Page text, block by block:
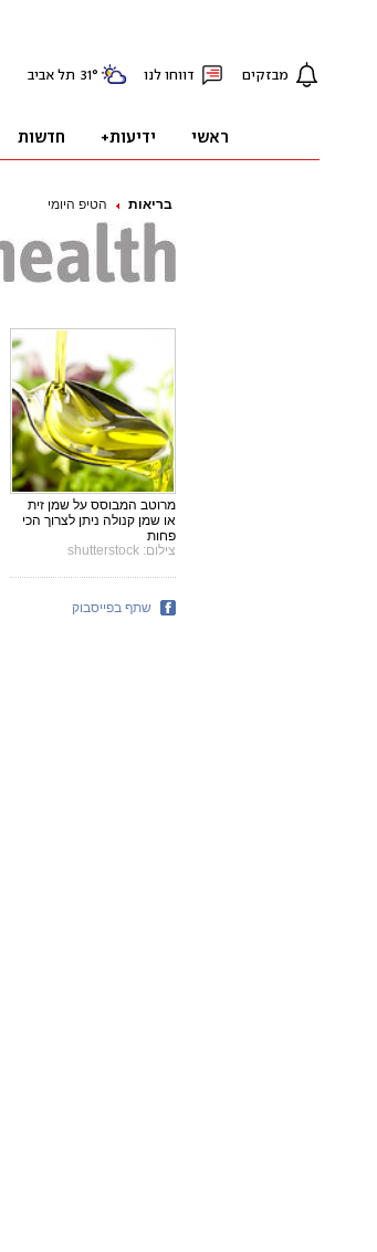
בריאות הטיפ היומי
מרוטב המבוסס על שמן זית
או שמן קנולה ניתן לצרוך הכי
פחות
צילום: shutterstock
שתף בפייסבוק